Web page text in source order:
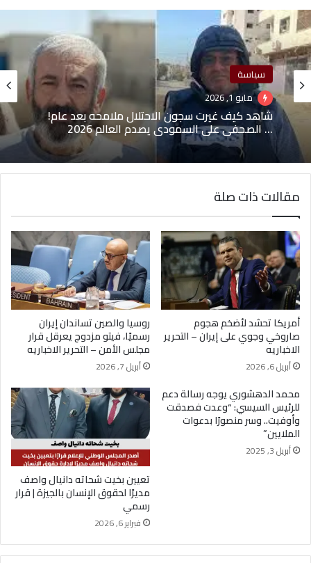
سياسة
مايو 1, 2026
شاهد كيف غيرت سجون الاحتلال ملامحه بعد عام!
… الصحفي علي السمودي يصدم العالم 2026
سياسة
أبريل 3, 2026
ترامب: الجيش الأمريكي لم يبدأ بعد تدمير ما تبقى
مقالات ذات صلة
أمريكا تحشد لأضخم هجوم
صاروخي وجوي على إيران – التحرير
الاخباريه
أبريل 6, 2026
روسيا والصين تساندان إيران
رسميًا، فيتو مزدوج يعرقل قرار
مجلس الأمن – التحرير الاخباريه
أبريل 7, 2026
محمد الدهشوري يوجه رسالة دعم
للرئيس السيسي: “وعدت فصدقت
وأوفيت.. وسر منصورًا بدعوات
الملايين”
أبريل 3, 2025
تعيين بخيت شحاته دانيال واصف
مديرًا لحقوق الإنسان بالجيزة | قرار
رسمي
فبراير 6, 2026